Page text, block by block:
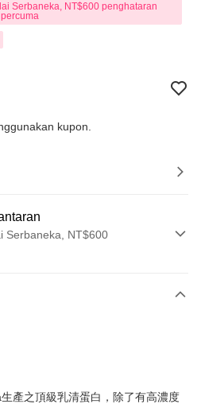
Serbaneka, NT$600 penghataran
percuma
kupon.
Serbaneka, NT$600
產之頂級乳清蛋白，除了有高濃度